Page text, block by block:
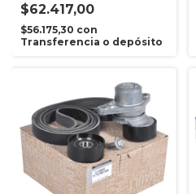
$62.417,00
$56.175,30 con
Transferencia o depósito